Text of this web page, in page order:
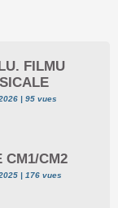
FILMU
| 95 vues
CM1/CM2
| 176 vues